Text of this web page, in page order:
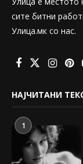
сите битни
Улица.мк со нас.
НАЈЧИТАНИ
1